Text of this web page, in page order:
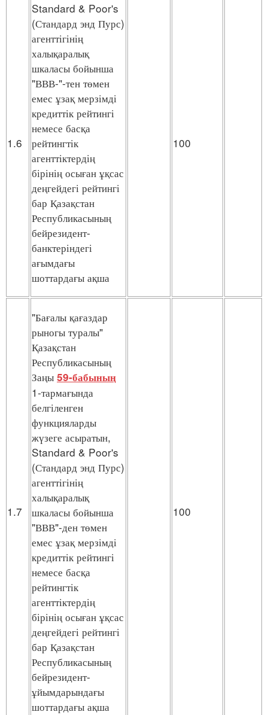
1.6
Standard & Poor's
(Стандард энд Пурс)
агенттігінің
халықаралық
шкаласы бойынша
"ВВВ-"-тен төмен
емес ұзақ мерзімді
кредиттік рейтингі
немесе басқа
рейтингтік
агенттіктердің
бірінің осыған ұқсас
деңгейдегі рейтингі
бар Қазақстан
Республикасының
бейрезидент-
банктеріндегі
ағымдағы
шоттардағы ақша
100
1.7
"Бағалы қағаздар
рыногы туралы"
Қазақстан
Республикасының
Заңы 59-бабының
1-тармағында
белгіленген
функцияларды
жүзеге асыратын,
Standard & Poor's
(Стандард энд Пурс)
агенттігінің
халықаралық
шкаласы бойынша
"ВВВ"-ден төмен
емес ұзақ мерзімді
кредиттік рейтингі
немесе басқа
рейтингтік
агенттіктердің
бірінің осыған ұқсас
деңгейдегі рейтингі
бар Қазақстан
Республикасының
бейрезидент-
ұйымдарындағы
шоттардағы ақша
100